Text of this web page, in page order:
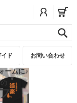
ド お問い合わせ
ームに♪